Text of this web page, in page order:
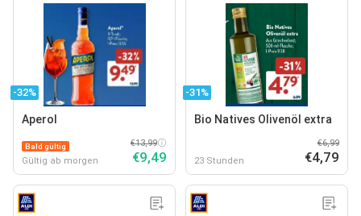
-32%
Aperol
Bald gültig
Gültig ab morgen
€13,99
€9,49
-31%
Bio Natives Olivenöl extra
23 Stunden
€6,99
€4,79